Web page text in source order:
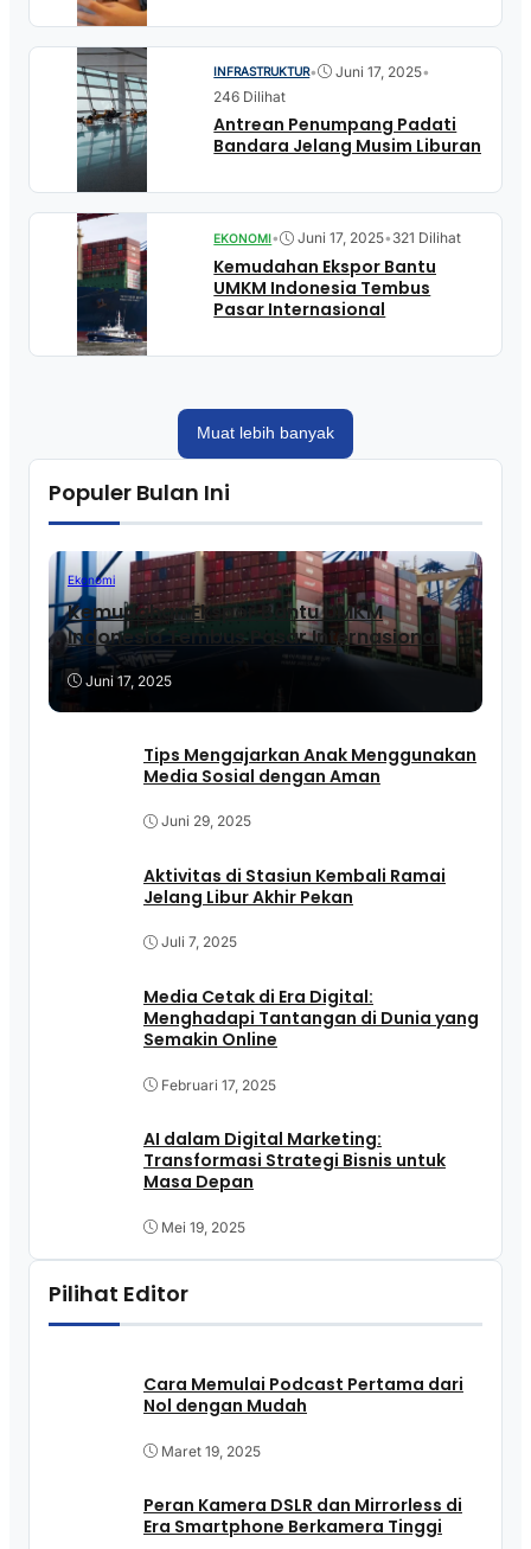
INFRASTRUKTUR• Juni 17, 2025•
246 Dilihat
Antrean Penumpang Padati
Bandara Jelang Musim Liburan
EKONOMI• Juni 17, 2025• 321 Dilihat
Kemudahan Ekspor Bantu
UMKM Indonesia Tembus
Pasar Internasional
Muat lebih banyak
Populer Bulan Ini
Ekonomi
Kemudahan Ekspor Bantu UMKM
Indonesia Tembus Pasar Internasional
Juni 17, 2025
Tips Mengajarkan Anak Menggunakan
Media Sosial dengan Aman
Juni 29, 2025
Aktivitas di Stasiun Kembali Ramai
Jelang Libur Akhir Pekan
Juli 7, 2025
Media Cetak di Era Digital:
Menghadapi Tantangan di Dunia yang
Semakin Online
Februari 17, 2025
AI dalam Digital Marketing:
Transformasi Strategi Bisnis untuk
Masa Depan
Mei 19, 2025
Pilihat Editor
Cara Memulai Podcast Pertama dari
Nol dengan Mudah
Maret 19, 2025
Peran Kamera DSLR dan Mirrorless di
Era Smartphone Berkamera Tinggi